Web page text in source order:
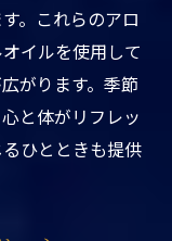
る音楽療法
リンク
法
効果
。これらのアロ
イルを使用して
がります。季節
と体がリフレッ
ひとときも提供